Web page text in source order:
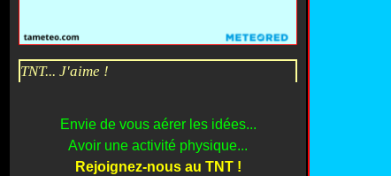
TNT... J'aime !
Envie de vous aérer les idées...
Avoir une activité physique...
Rejoignez-nous au TNT !